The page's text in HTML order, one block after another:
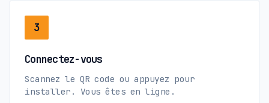
3
Connectez-vous
Scannez le QR code ou appuyez pour
installer. Vous êtes en ligne.